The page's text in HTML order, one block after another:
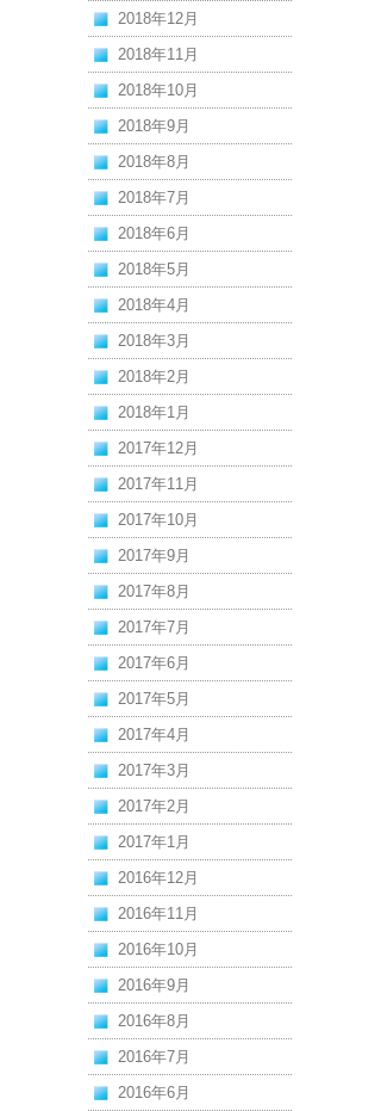
2018年12月
2018年11月
2018年10月
2018年9月
2018年8月
2018年7月
2018年6月
2018年5月
2018年4月
2018年3月
2018年2月
2018年1月
2017年12月
2017年11月
2017年10月
2017年9月
2017年8月
2017年7月
2017年6月
2017年5月
2017年4月
2017年3月
2017年2月
2017年1月
2016年12月
2016年11月
2016年10月
2016年9月
2016年8月
2016年7月
2016年6月